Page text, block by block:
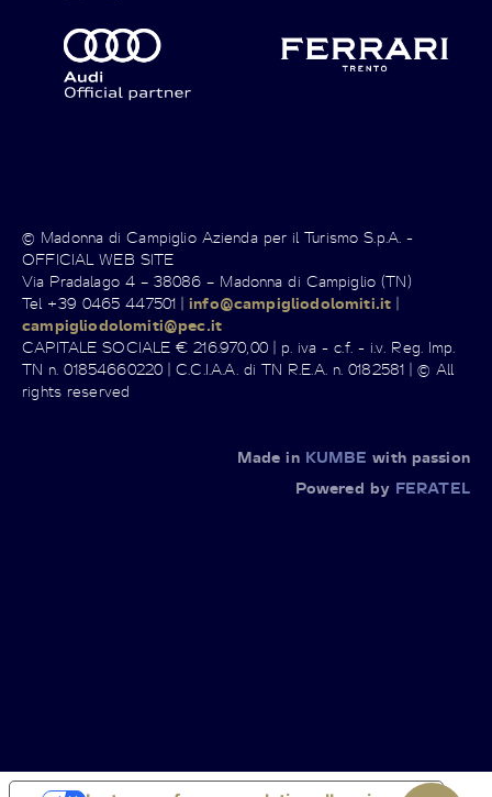
© Madonna di Campiglio Azienda per il Turismo S.p.A. -
OFFICIAL WEB SITE
Via Pradalago 4 – 38086 – Madonna di Campiglio (TN)
Tel +39 0465 447501 |info@campigliodolomiti.it |
campigliodolomiti@pec.it
CAPITALE SOCIALE € 216.970,00 | p. iva - c.f. - i.v. Reg. Imp.
TN n. 01854660220 | C.C.I.A.A. di TN R.E.A. n. 0182581 | © All
rights reserved
Made in KUMBE with passion
Powered by FERATEL